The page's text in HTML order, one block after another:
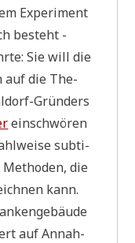
Expe­ri­ment
besteht -
Sie will die
auf die The­
Grün­ders
ein­schwö­ren
sub­ti­
die
kann.
auf Annah­